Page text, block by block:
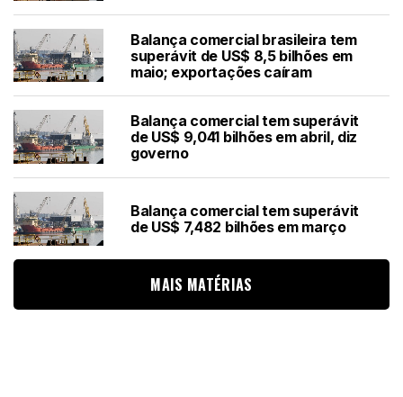
Balança comercial brasileira tem
superávit de US$ 8,5 bilhões em
maio; exportações caíram
Balança comercial tem superávit
de US$ 9,041 bilhões em abril, diz
governo
Balança comercial tem superávit
de US$ 7,482 bilhões em março
MAIS MATÉRIAS